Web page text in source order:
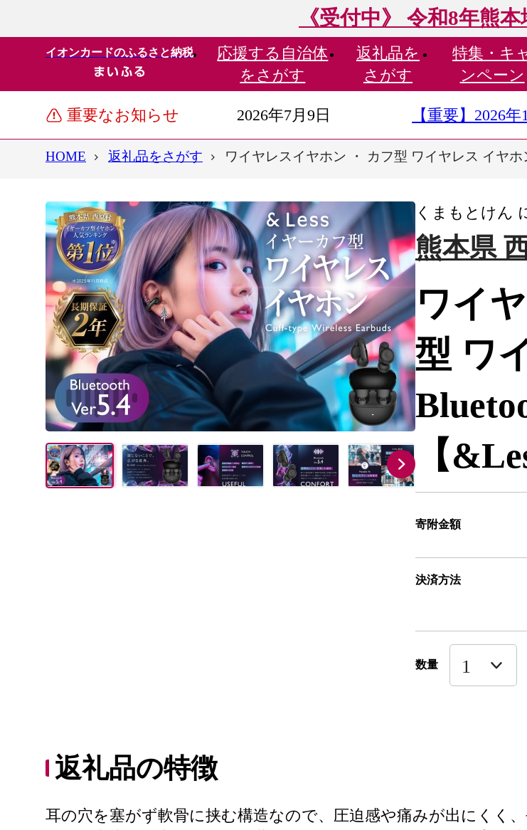
《受付中》 令和8年熊
イオンカードのふるさと納税 応援する 自治体
をさがす
返礼品を
さがす
特集・ キ
ンペーン
重要なお知らせ 2026年7月9日 【重要】2026
HOME 返礼品をさがす ワイヤレスイヤホン ・ カフ型 ワイヤレス イヤホ
くまもとけん
熊本県
ワイ
型 ワ
【
寄附金額
決済方法
数量
返礼品の特徴
耳の穴を塞がず軟骨に挟む構造なので、圧迫感や痛みが出にくく